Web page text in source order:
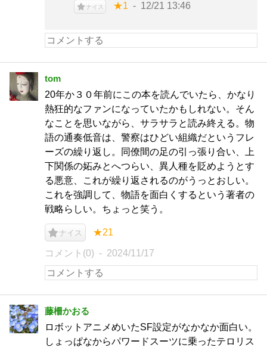
ナイス ★1 12/21 13:46
tom
20年か３０年前にこの本を読んでいたら、かなり
熱狂的なファンになっていたかもしれない。そん
なことを思いながら、サラサラと読み終える。物
語の通奏低音は、警察はひどい組織だというフレ
ーズの繰り返し。同僚間の足の引っ張り合い、上
下関係の妬みとへつらい、異人種を貶めようとす
る悪意、これが繰り返されるのがうっとおしい。
これを強調して、物語を面白くするという著者の
戦略らしい。ちょっと笑う。
ナイス ★21
コメント(0) 2024/11/17
藤柵かおる
ロボットアニメめいたSF設定がなかなか面白い。
しょっぱなからパワードスーツに乗ったテロリス